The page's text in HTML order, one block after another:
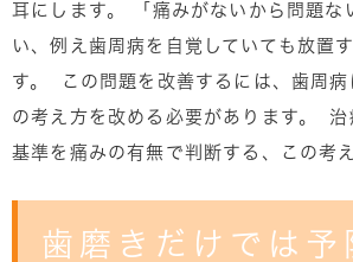
耳にします。 「痛みがないから問題な
い、例え歯周病を自覚していても放置
す。 この問題を改善するには、歯周病
の考え方を改める必要があります。 治
基準を痛みの有無で判断する、この考
歯磨きだけでは予